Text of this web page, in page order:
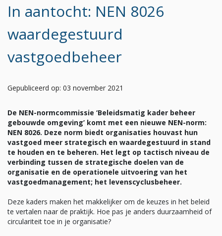
In aantocht: NEN 8026
waardegestuurd
vastgoedbeheer
Gepubliceerd op: 03 november 2021
De NEN-normcommissie ‘Beleidsmatig kader beheer
gebouwde omgeving’ komt met een nieuwe NEN-norm:
NEN 8026. Deze norm biedt organisaties houvast hun
vastgoed meer strategisch en waardegestuurd in stand
te houden en te beheren. Het legt op tactisch niveau de
verbinding tussen de strategische doelen van de
organisatie en de operationele uitvoering van het
vastgoedmanagement; het levenscyclusbeheer.
Deze kaders maken het makkelijker om de keuzes in het beleid
te vertalen naar de praktijk. Hoe pas je anders duurzaamheid of
circulariteit toe in je organisatie?